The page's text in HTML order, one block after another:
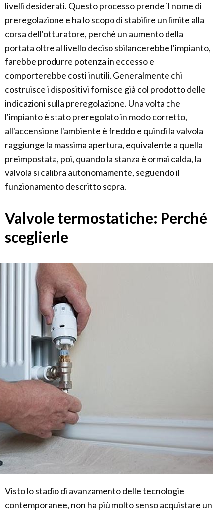
livelli desiderati. Questo processo prende il nome di
preregolazione e ha lo scopo di stabilire un limite alla
corsa dell'otturatore, perché un aumento della
portata oltre al livello deciso sbilancerebbe l'impianto,
farebbe produrre potenza in eccesso e
comporterebbe costi inutili. Generalmente chi
costruisce i dispositivi fornisce già col prodotto delle
indicazioni sulla preregolazione. Una volta che
l'impianto è stato preregolato in modo corretto,
all'accensione l'ambiente è freddo e quindi la valvola
raggiunge la massima apertura, equivalente a quella
preimpostata, poi, quando la stanza è ormai calda, la
valvola si calibra autonomamente, seguendo il
funzionamento descritto sopra.
Valvole termostatiche: Perché
sceglierle
Visto lo stadio di avanzamento delle tecnologie
contemporanee, non ha più molto senso acquistare un